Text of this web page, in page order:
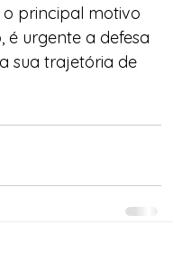
principal motivo
é urgente a defesa
sua trajetória de